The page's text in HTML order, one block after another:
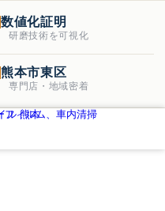
数値化証明
研磨技術を可視化
熊本市東区
専門店・地域密着